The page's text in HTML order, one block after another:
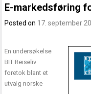
E-markedsføring
Posted on 17. september
En undersøkelse
BIT Reiseliv
foretok blant et
utvalg norske